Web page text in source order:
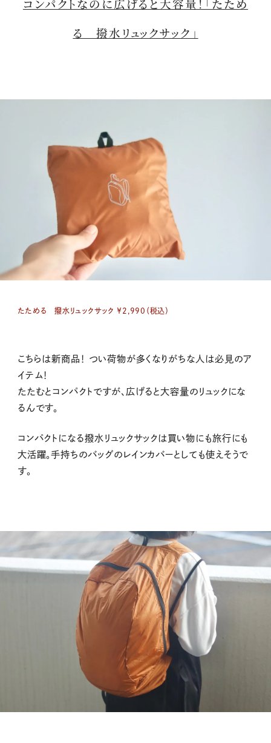
コンパクトなのに広げると大容量！「たため
る 撥水リュックサック」
たためる 撥水リュックサック ￥2,990（税込）
こちらは新商品！ つい荷物が多くなりがちな人は必見のア
イテム！
たたむとコンパクトですが、広げると大容量のリュックにな
るんです。
コンパクトになる撥水リュックサックは買い物にも旅行にも
大活躍。手持ちのバッグのレインカバーとしても使えそうで
す。